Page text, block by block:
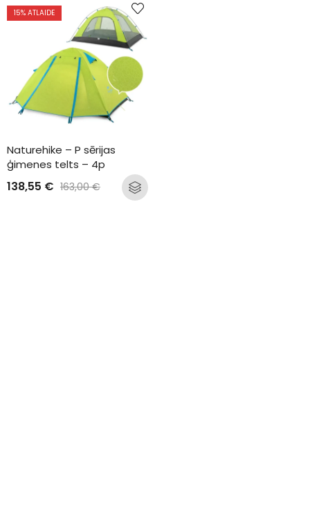
15% ATLAIDE
Naturehike – P sērijas
ģimenes telts – 4p
138,55 € 163,00€